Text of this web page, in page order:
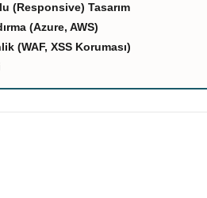
(Responsive) Tasarım
(Azure, AWS)
(WAF, XSS Koruması)